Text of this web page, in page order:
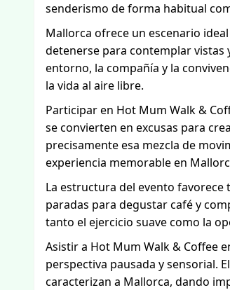
senderismo de forma habitual
Mallorca ofrece un escenario
detenerse para contemplar vistas
entorno, la compañía y la
la vida al aire libre.
Participar en Hot Mum Walk &
se convierten en excusas para
precisamente esa mezcla de
experiencia memorable en
La estructura del evento
paradas para degustar café y
tanto el ejercicio suave como la
Asistir a Hot Mum Walk & Coffee
perspectiva pausada y sensorial.
caracterizan a Mallorca, dando